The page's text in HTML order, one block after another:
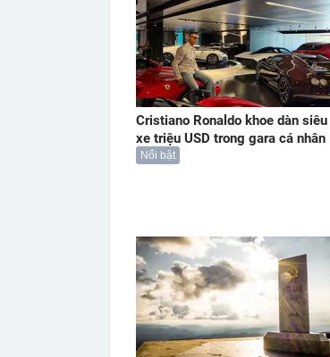
Cristiano Ronaldo khoe dàn siêu
xe triệu USD trong gara cá nhân
Nổi bật